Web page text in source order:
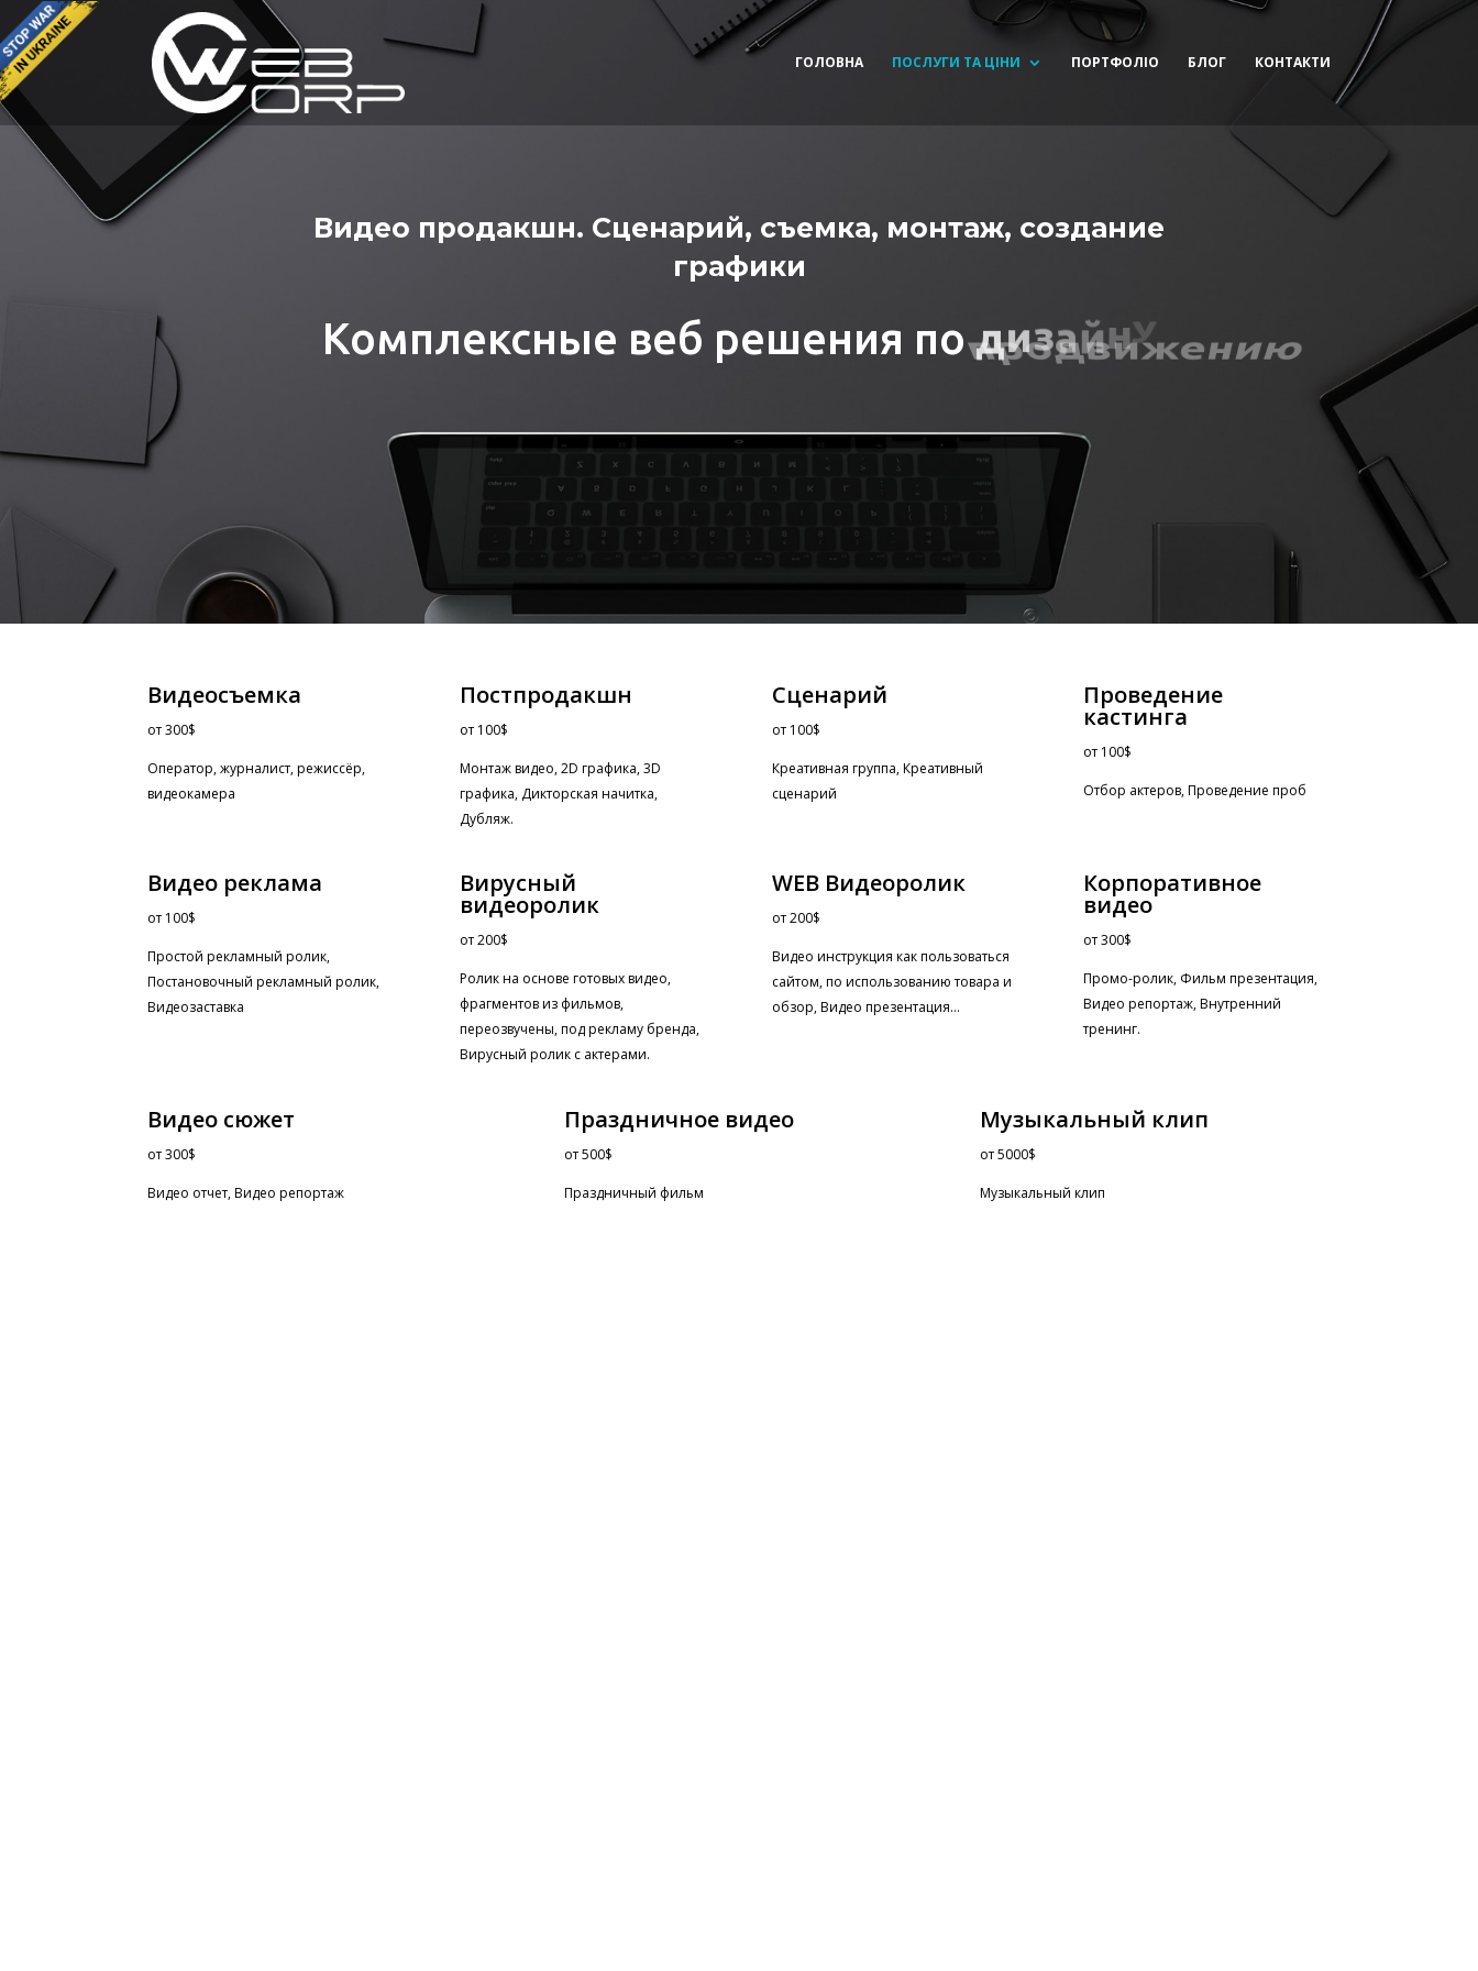
ГОЛОВНА ПОСЛУГИ ТА ЦІНИ ПОРТФОЛІО БЛОГ КОНТАКТИ
Видео продакшн. Сценарий, съемка, монтаж, создание
графики
Комплексные веб решения подизайну
Видеосъемка
от300$
Оператор, журналист, режиссёр,
видеокамера
Постпродакшн
от 100$
Монтаж видео, 2D графика, 3D
графика, Дикторская начитка,
Дубляж.
Сценарий
от 100$
Креативная группа, Креативный
сценарий
Проведение
кастинга
от 100$
Отбор актеров, Проведение проб
Видео реклама
от 100$
Простой рекламный ролик,
Постановочный рекламный ролик,
Видеозаставка
Вирусный
видеоролик
от200$
Ролик на основе готовых видео,
фрагментов из фильмов,
переозвучены, под рекламу бренда,
Вирусный ролик с актерами.
WEB Видеоролик
от200$
Видео инструкция как пользоваться
сайтом, по использованию товара и
обзор, Видео презентация…
Корпоративное
видео
от300$
Промо-ролик, Фильм презентация,
Видео репортаж, Внутренний
тренинг.
Видео сюжет
от300$
Видео отчет, Видео репортаж
Праздничное видео
от500$
Праздничный фильм
Музыкальный клип
от5000$
Музыкальный клип